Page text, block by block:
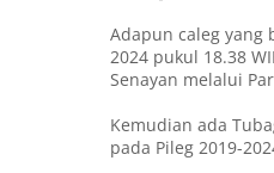
Adapun caleg yang
2024 pukul 18.38
Senayan melalui
Kemudian ada
pada Pileg 2019-